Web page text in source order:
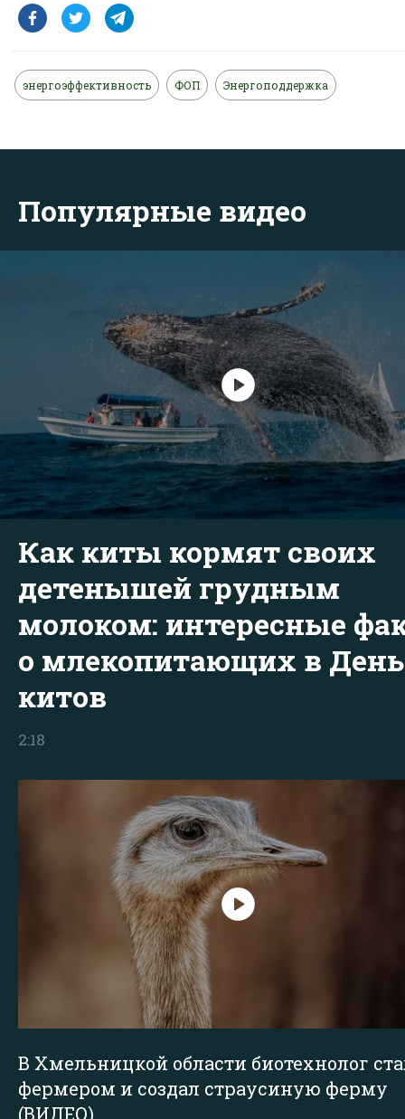
энергоэффективность ФОП Энергоподдержка
Популярные видео
Как киты кормят своих
детенышей грудным
молоком: интересные
о млекопитающих в День
китов
2:18
В Хмельницкой области биотехнолог
фермером и создал страусиную ферму
(ВИДЕО)